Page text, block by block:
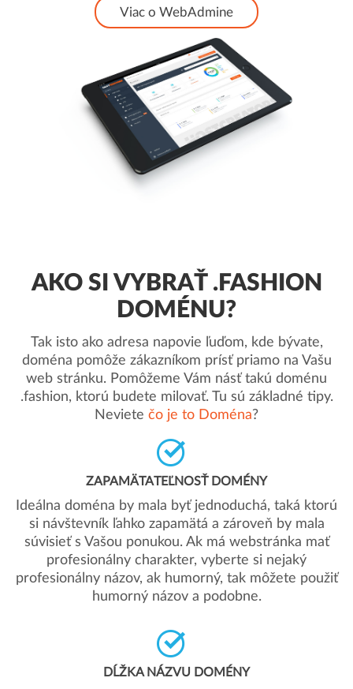
Viac o WebAdmine
AKO SI VYBRAŤ .FASHION
DOMÉNU?
Tak isto ako adresa napovie ľuďom, kde bývate,
doména pomôže zákazníkom prísť priamo na Vašu
web stránku. Pomôžeme Vám násť takú doménu
.fashion, ktorú budete milovať. Tu sú základné tipy.
Neviete čo je to Doména?
ZAPAMÄTATEĽNOSŤ DOMÉNY
Ideálna doména by mala byť jednoduchá, taká ktorú
si návštevník ľahko zapamätá a zároveň by mala
súvisieť s Vašou ponukou. Ak má webstránka mať
profesionálny charakter, vyberte si nejaký
profesionálny názov, ak humorný, tak môžete použiť
humorný názov a podobne.
DĹŽKA NÁZVU DOMÉNY